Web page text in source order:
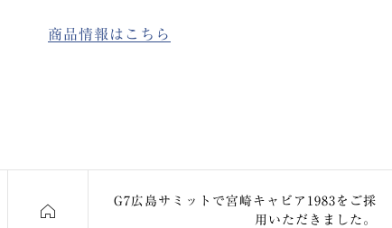
商品情報はこちら
G7広島サミットで宮崎キャビア1983をご採
用いただきました。